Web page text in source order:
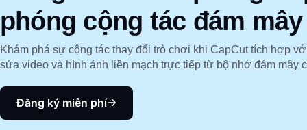
phóng cộng tác đám mây
Khám phá sự cộng tác thay đổi trò chơi khi CapCut tích hợp
sửa video và hình ảnh liền mạch trực tiếp từ bộ nhớ đám mây
Đăng ký miễn phí